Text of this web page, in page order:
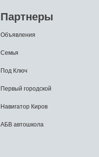
Партнеры
Объявления
Семья
Под Ключ
Первый городской
Навигатор Киров
АБВ автошкола